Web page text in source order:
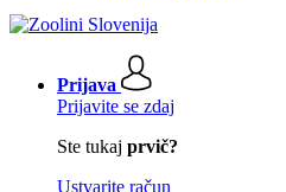
Prijava
Prijavite se zdaj
Ste tukaj prvič?
Ustvarite račun